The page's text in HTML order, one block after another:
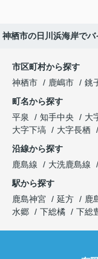
神栖市の日川浜海岸で
市区町村から探す
神栖市
鹿嶋市 銚
町名から探す
平泉
知手中央 大
大字下塙
大字長栖
沿線から探す
鹿島線
大洗鹿島線
駅から探す
鹿島神宮
延方 鹿
水郷
下総橘 下総